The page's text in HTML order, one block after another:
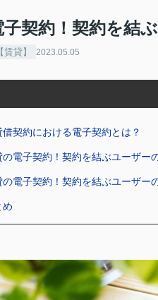
子契約！契約を結
貸】 2023.05.05
契約における電子契約とは？
電子契約！契約を結ぶユーザー
電子契約！契約を結ぶユーザー